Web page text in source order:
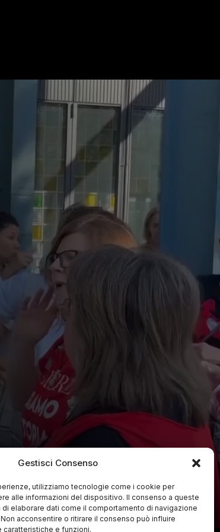
Gestisci Consenso
utilizziamo tecnologie come i cookie per
alle informazioni del dispositivo. Il consenso a queste
elaborare dati come il comportamento di navigazione
acconsentire o ritirare il consenso può influire
caratteristiche e funzioni.